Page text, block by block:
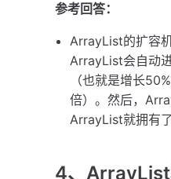
参考回答：
ArrayList的扩容
ArrayList会自动
（也就是增长
倍）。然后，
ArrayList就拥有
4、ArrayList